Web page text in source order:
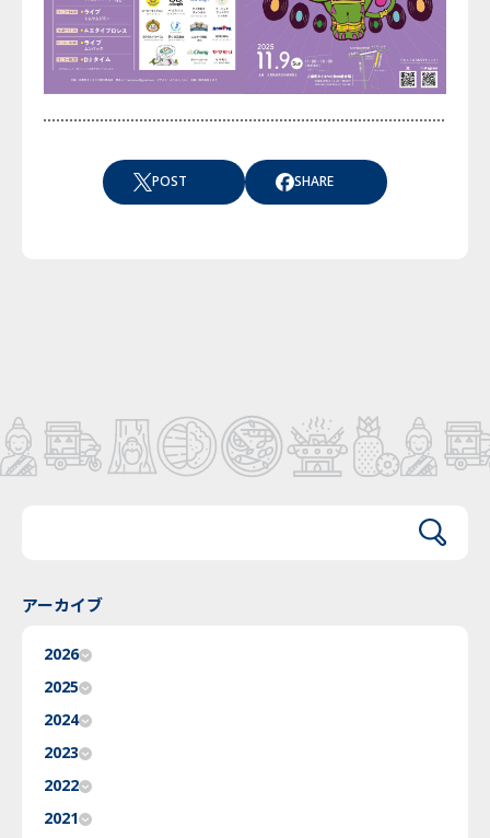
POST SHARE
アーカイブ
2026
2025
2024
2023
2022
2021